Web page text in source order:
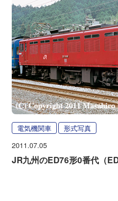
電気機関車 形式写真
2011.07.05
JR九州のED76形0番代（